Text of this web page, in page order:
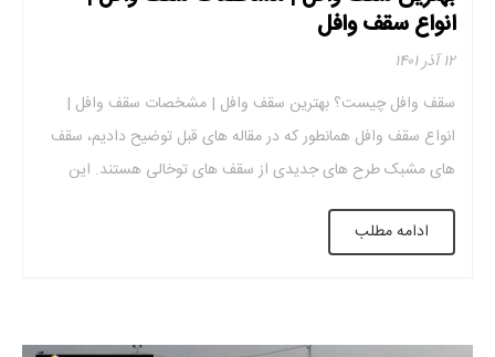
انواع سقف وافل
۱۲ آذر ۱۴۰۱
سقف وافل چیست؟ بهترین سقف وافل | مشخصات سقف وافل |
انواع سقف وافل همانطور که در مقاله های قبل توضیح دادیم، سقف
های مشبک طرح های جدیدی از سقف های توخالی هستند. این
سازه های مدرن بادوام و با کیفیت هستند. علاوه بر این، عملکرد عالی
آن در ساخت و ساز ساختمان باعث شده […]
ادامه مطلب